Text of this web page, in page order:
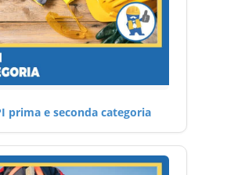
prima e seconda categoria